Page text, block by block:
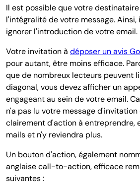
Il est possible que votre
l'intégralité de votre message. Ainsi,
ignorer l'introduction de votre email.
Votre invitation à déposer un avis
pour autant, être moins efficace.
que de nombreux lecteurs peuvent
diagonal, vous devez afficher un
engageant au sein de votre email.
n'a pas lu votre message
clairement d'action à entreprendre,
mails et n'y reviendra plus.
Un bouton d'action, également
anglaise call-to-action, efficace
suivantes :